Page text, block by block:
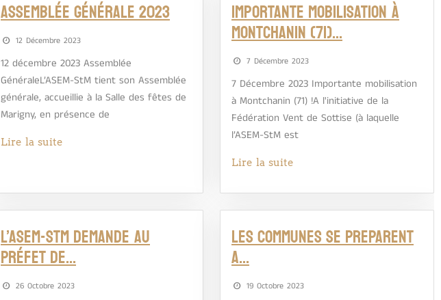
Assemblée Générale 2023
12 Décembre 2023
12 décembre 2023 Assemblée
GénéraleL’ASEM-StM tient son Assemblée
générale, accueillie à la Salle des fêtes de
Marigny, en présence de
Lire la suite
Importante mobilisation à
Montchanin (71)…
7 Décembre 2023
7 Décembre 2023 Importante mobilisation
à Montchanin (71) !A l'initiative de la
Fédération Vent de Sottise (à laquelle
l’ASEM-StM est
Lire la suite
L’ASEM-STM DEMANDE AU
PRÉFET DE…
26 Octobre 2023
LES COMMUNES SE PREPARENT
A…
19 Octobre 2023